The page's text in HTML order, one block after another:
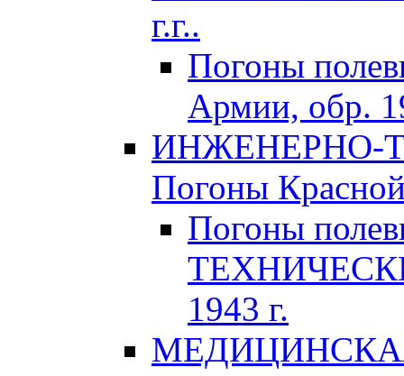
г.г..
Погоны
Армии, обр.
ИНЖЕНЕРНО-
Погоны
Погоны
1943 г.